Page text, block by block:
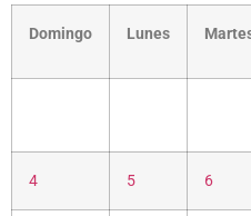
Domingo Lunes
4 5 6